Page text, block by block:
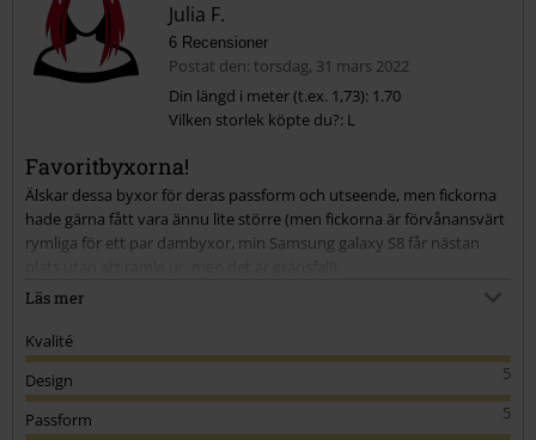
Julia F.
6 Recensioner
Postat den: torsdag, 31 mars 2022
Din längd i meter (t.ex. 1,73): 1.70
Vilken storlek köpte du?: L
Favoritbyxorna!
Älskar dessa byxor för deras passform och utseende, men fickorna
hade gärna fått vara ännu lite större (men fickorna är förvånansvärt
rymliga för ett par dambyxor, min Samsung galaxy S8 får nästan
Viktigt att kolla storleken, jag brukar kunna ha storlek 38 på kjolar
köpa L
Läs mer
Kvalité
5
Design
5
Passform